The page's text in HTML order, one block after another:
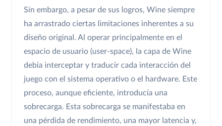
Sin embargo, a pesar de sus logros, Wine siempre
ha arrastrado ciertas limitaciones inherentes a su
diseño original. Al operar principalmente en el
espacio de usuario (user-space), la capa de Wine
debía interceptar y traducir cada interacción del
juego con el sistema operativo o el hardware. Este
proceso, aunque eficiente, introducía una
sobrecarga. Esta sobrecarga se manifestaba en
una pérdida de rendimiento, una mayor latencia y,